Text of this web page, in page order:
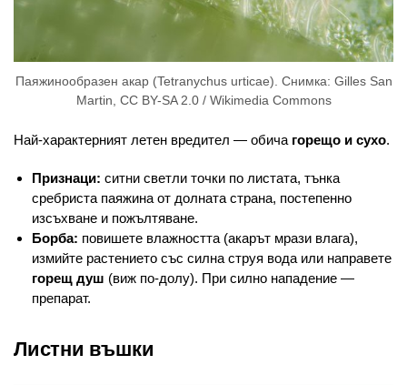
Паяжинообразен акар (Tetranychus urticae). Снимка: Gilles San
Martin, CC BY-SA 2.0 / Wikimedia Commons
Най-характерният летен вредител — обича горещо и сухо.
Признаци: ситни светли точки по листата, тънка
сребриста паяжина от долната страна, постепенно
изсъхване и пожълтяване.
Борба: повишете влажността (акарът мрази влага),
измийте растението със силна струя вода или направете
горещ душ (виж по-долу). При силно нападение —
препарат.
Листни въшки